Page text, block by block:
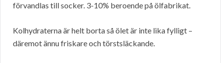
förvandlas till socker. 3-10% beroende på ölfabrikat.
Kolhydraterna är helt borta så ölet är inte lika fylligt –
däremot ännu friskare och törstsläckande.